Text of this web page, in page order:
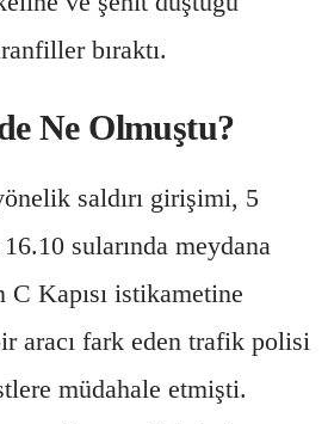
bıraktı.
Ne Olmuştu?
saldırı girişimi, 5
sularında meydana
Kapısı istikametine
aracı fark eden trafik polisi
müdahale etmişti.